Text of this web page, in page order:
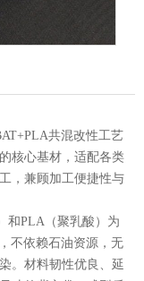
共混改性工艺
核心基材，适配各类
，兼顾加工便捷性与
和PLA（聚乳酸）为
不依赖石油资源，无
。材料韧性优良、延